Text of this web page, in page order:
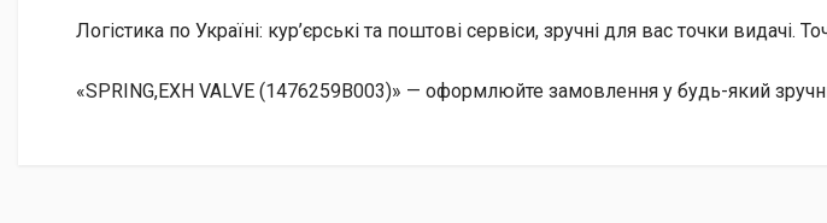
Логістика по Україні: кур’єрські та поштові сервіси, зручні для вас точки видачі.
«SPRING,EXH VALVE (1476259B003)» — оформлюйте замовлення у будь-який